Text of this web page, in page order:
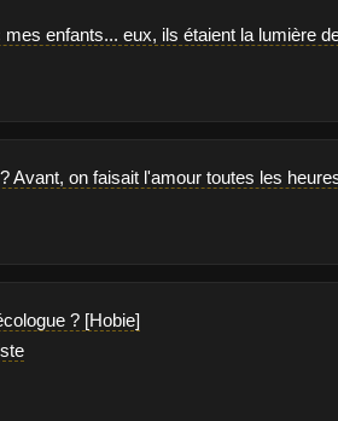
enfants... eux, ils étaient la lumière
Avant, on faisait l'amour toutes les
? [Hobie]